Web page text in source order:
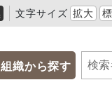
文字サイズ 拡大
組織から探す